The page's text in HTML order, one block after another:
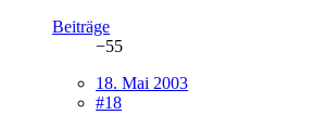
Beiträge
−55
18. Mai 2003
#18